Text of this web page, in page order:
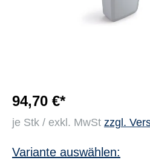
94,70 €*
je Stk / exkl. MwSt zzgl.
Variante auswählen: